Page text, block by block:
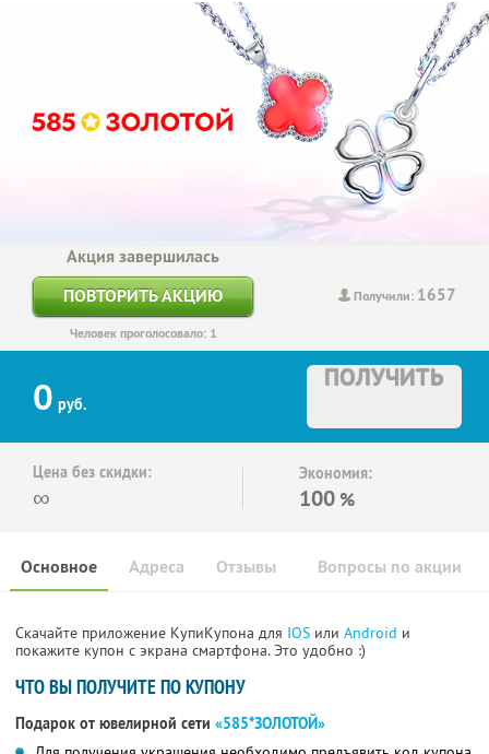
Получили: 1657
Акция завершилась
ПОВТОРИТЬ АКЦИЮ
Человек проголосовало: 1
0 руб.
ПОЛУЧИТЬ
Цена без скидки:
∞
Экономия:
100 %
Основное Отзывы Вопросы по акции
Адреса
Скачайте приложение КупиКупона для IOS или Android и
покажите купон с экрана смартфона. Это удобно :)
ЧТО ВЫ ПОЛУЧИТЕ ПО КУПОНУ
Подарок от ювелирной сети «585*ЗОЛОТОЙ»